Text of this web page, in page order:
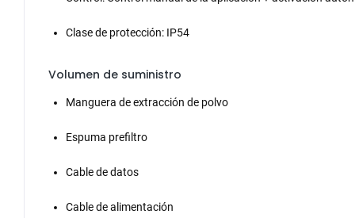
Clase de protección: IP54
Volumen de suministro
Manguera de extracción de polvo
Espuma prefiltro
Cable de datos
Cable de alimentación